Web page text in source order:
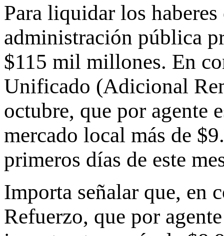
Para liquidar los
administración pública
$115 mil millones. En
Unificado (Adicional
octubre, que por agente
mercado local más de
primeros días de este
Importa señalar que, en
Refuerzo, que por